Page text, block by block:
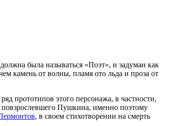
была называться «Поэт», и задуман как
камень от волны, пламя ото льда и проза от
прототипов этого персонажа, в частности,
Пушкина, именно поэтому
, в своем стихотворении на смерть